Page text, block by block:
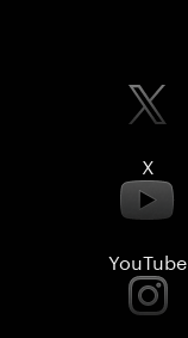
X
YouTube